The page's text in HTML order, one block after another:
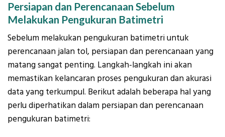
Persiapan dan Perencanaan Sebelum
Melakukan Pengukuran Batimetri
Sebelum melakukan pengukuran batimetri untuk
perencanaan jalan tol, persiapan dan perencanaan yang
matang sangat penting. Langkah-langkah ini akan
memastikan kelancaran proses pengukuran dan akurasi
data yang terkumpul. Berikut adalah beberapa hal yang
perlu diperhatikan dalam persiapan dan perencanaan
pengukuran batimetri: